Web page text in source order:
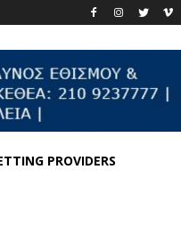
PROVIDERS